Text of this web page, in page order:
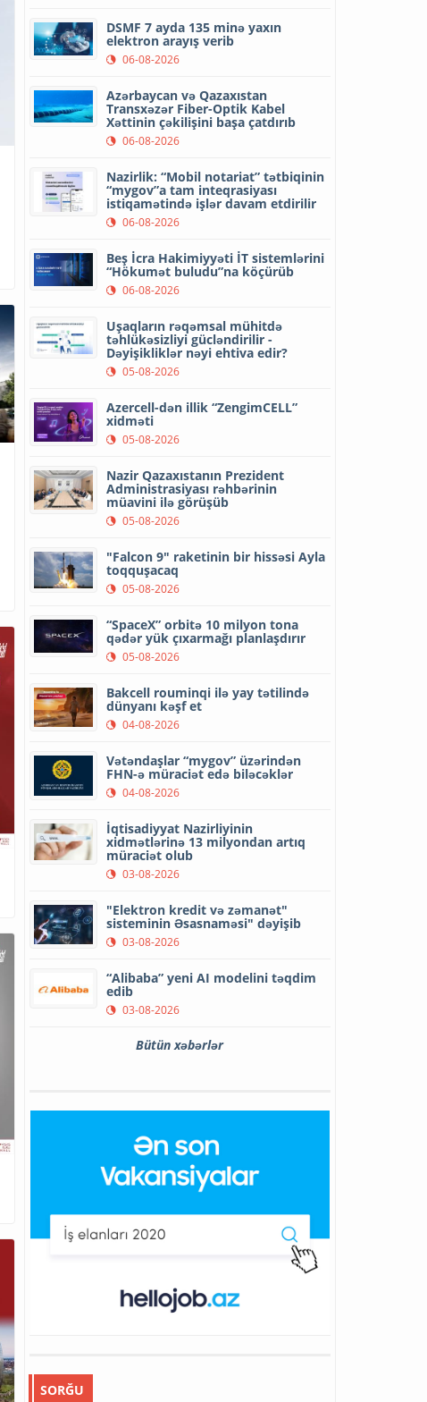
DSMF 7 ayda 135 minə yaxın
elektron arayış verib
06-08-2026
Azərbaycan və Qazaxıstan
Transxəzər Fiber-Optik Kabel
Xəttinin çəkilişini başa çatdırıb
06-08-2026
Nazirlik: “Mobil notariat” tətbiqinin
“mygov”a tam inteqrasiyası
istiqamətində işlər davam etdirilir
06-08-2026
Beş İcra Hakimiyyəti İT sistemlərini
“Hökumət buludu”na köçürüb
06-08-2026
Uşaqların rəqəmsal mühitdə
təhlükəsizliyi gücləndirilir -
Dəyişikliklər nəyi ehtiva edir?
05-08-2026
Azercell-dən illik “ZengimCELL”
xidməti
05-08-2026
Nazir Qazaxıstanın Prezident
Administrasiyası rəhbərinin
müavini ilə görüşüb
05-08-2026
"Falcon 9" raketinin bir hissəsi Ayla
toqquşacaq
05-08-2026
“SpaceX” orbitə 10 milyon tona
qədər yük çıxarmağı planlaşdırır
05-08-2026
Bakcell rouminqi ilə yay tətilində
dünyanı kəşf et
04-08-2026
Vətəndaşlar “mygov” üzərindən
FHN-ə müraciət edə biləcəklər
04-08-2026
İqtisadiyyat Nazirliyinin
xidmətlərinə 13 milyondan artıq
müraciət olub
03-08-2026
"Elektron kredit və zəmanət"
sisteminin Əsasnaməsi" dəyişib
03-08-2026
“Alibaba” yeni AI modelini təqdim
edib
03-08-2026
Bütün xəbərlər
SORĞU